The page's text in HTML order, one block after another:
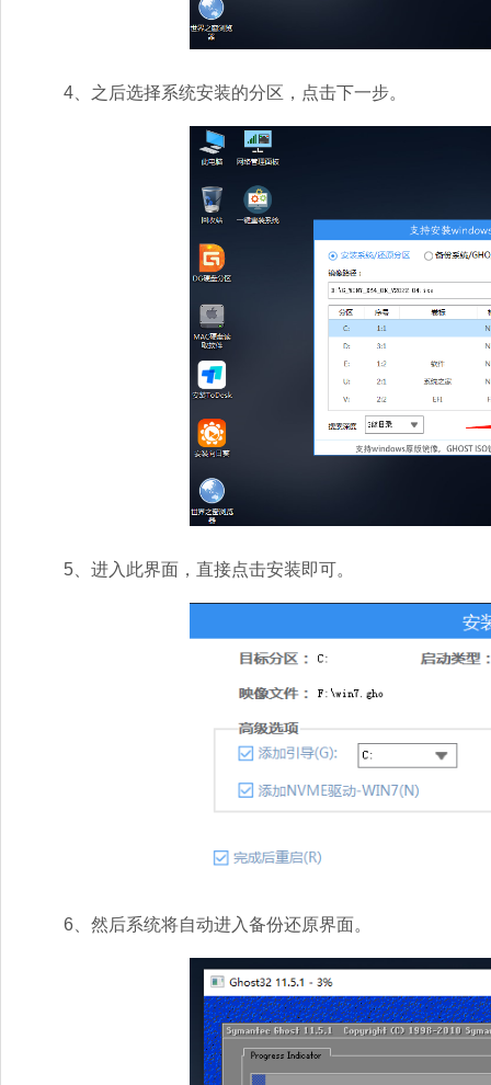
4、之后选择系统安装的分区，点击下一步。
5、进入此界面，直接点击安装即可。
6、然后系统将自动进入备份还原界面。